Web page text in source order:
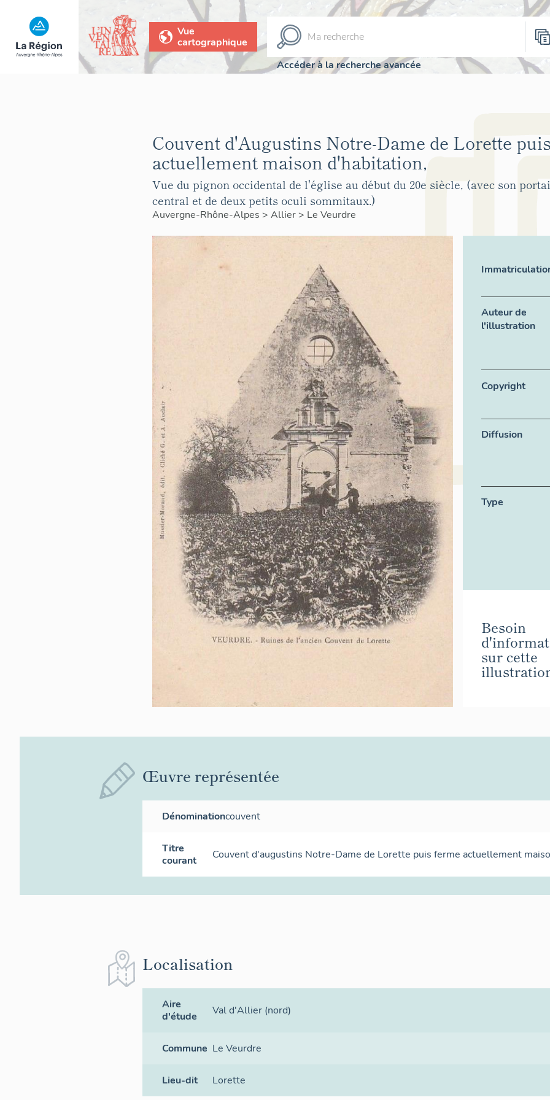
Vue
cartographique
Accéder à la recherche avancée
Couvent d'Augustins Notre-Dame de Lorette
actuellement maison d'habitation,
Vue du pignon occidental de l'église au début du 20e siècle, (avec son
central et de deux petits oculi sommitaux.)
Auvergne-Rhône-Alpes > Allier> Le Veurdre
Auteur de
l'illustration
Copyright
Diffusion
Type
Besoin
sur cette
Œuvre représentée
Dénominationcouvent
Titre
courant
Couvent d'augustins Notre-Dame de Lorette puis ferme actuellement
Localisation
Aire
d'étude
Val d'Allier (nord)
Commune Le Veurdre
Lieu-dit Lorette